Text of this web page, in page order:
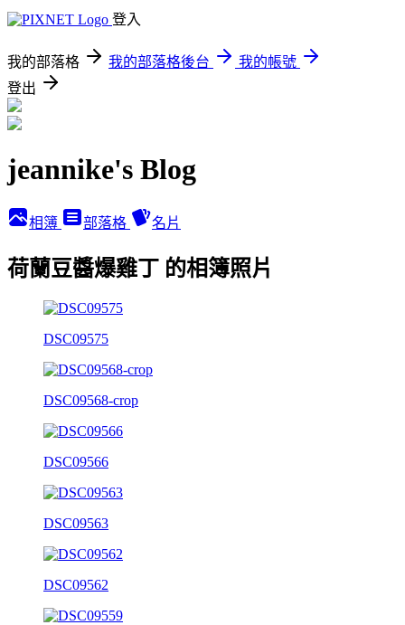
登入
我的部落格 我的部落格後台
我的帳號
登出
jeannike's Blog
相簿 部落格 名片
荷蘭豆醬爆雞丁 的相簿照片
DSC09575
DSC09568-crop
DSC09566
DSC09563
DSC09562